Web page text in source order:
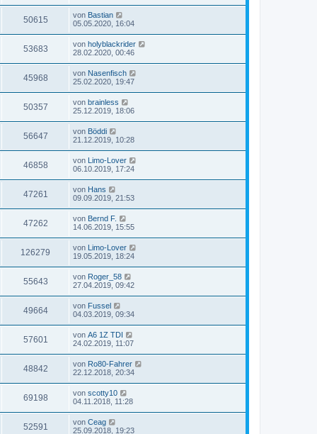
50615 von Bastian
05.05.2020, 16:04
53683 von holyblackrider
28.02.2020, 00:46
45968 von Nasenfisch
25.02.2020, 19:47
50357 von brainless
25.12.2019, 18:06
56647 von Böddi
21.12.2019, 10:28
46858 von Limo-Lover
06.10.2019, 17:24
47261 von Hans
09.09.2019, 21:53
47262 von Bernd F.
14.06.2019, 15:55
126279 von Limo-Lover
19.05.2019, 18:24
55643 von Roger_58
27.04.2019, 09:42
49664 von Fussel
04.03.2019, 09:34
57601 von A6 1Z TDI
24.02.2019, 11:07
48842 von Ro80-Fahrer
22.12.2018, 20:34
69198 von scotty10
04.11.2018, 11:28
52591 von Ceag
25.09.2018, 19:23